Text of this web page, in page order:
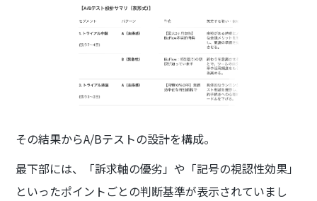
その結果からA/Bテストの設計を構成。
最下部には、「訴求軸の優劣」や「記号の視認性効果」
といったポイントごとの判断基準が表示されていまし